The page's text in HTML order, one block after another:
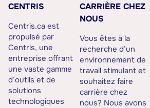
CENTRIS
Centris.ca est
propulsé par
Centris, une
entreprise offrant
une vaste gamme
d’outils et de
solutions
technologiques
CARRIÈRE CHEZ
NOUS
Vous êtes à la
recherche d’un
environnement de
travail stimulant et
souhaitez faire
carrière chez
nous? Nous avons